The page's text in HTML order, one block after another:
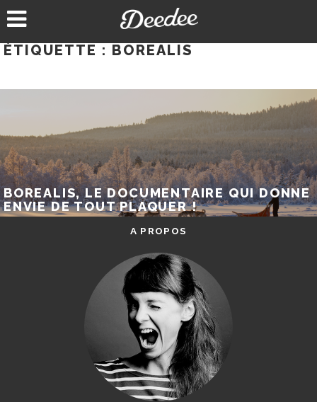
au
ÉTIQUETTE : BOREALIS
BOREALIS, LE DOCUMENTAIRE QUI DONNE
ENVIE DE TOUT PLAQUER !
A PROPOS